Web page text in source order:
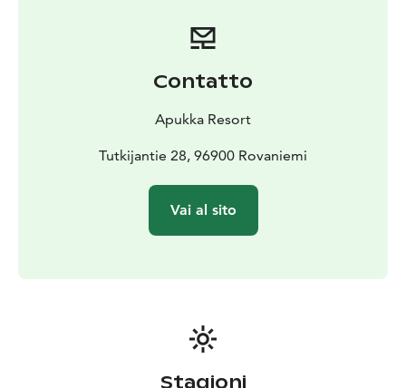
possono vivere grazie alle guide messe a disposizione
da Apukka. Chiunque può trovare da noi quello che
modi più moderni di esplorare la vasta natura
selvaggia che ci circonda. Dalle gite con le slitte
le uscite culturali fino alle escursioni con le slitte
Dal fogliame autunnale ai colori pastello che arrivano
con le frizzanti temperature di metà inverno fino alla
luce unica del sole di mezzanotte nell’estate artica,
Contatto
Apukka Resort
Tutkijantie 28, 96900 Rovaniemi
Vai al sito
Stagioni